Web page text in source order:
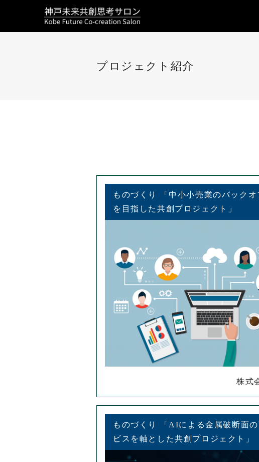
プロジェクト紹介
ものづくり 「中小小売業のバック
を目指した共創プロジェクト」
株式
ものづくり 「AIによる金属破断面
ビスを軸とした共創プロジェクト」